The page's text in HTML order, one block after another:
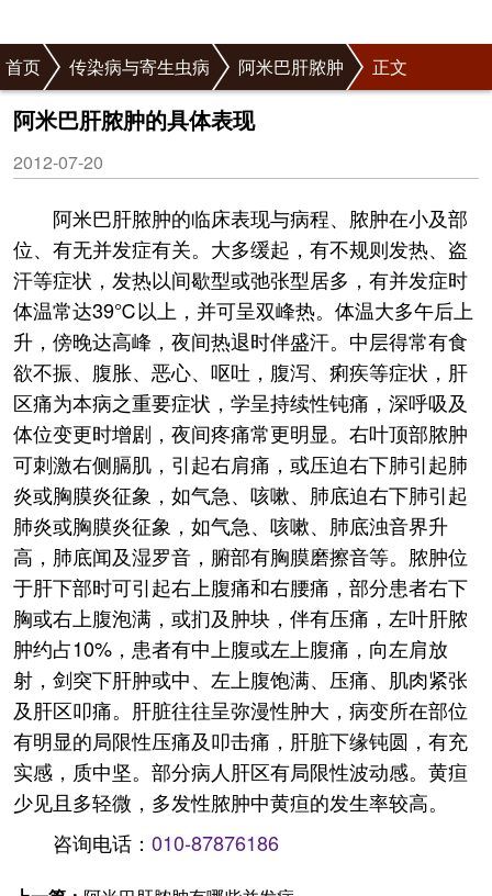
首页 传染病与寄生虫病 阿米巴肝脓肿 正文
阿米巴肝脓肿的具体表现
2012-07-20
阿米巴肝脓肿的临床表现与病程、脓肿在小及部
位、有无并发症有关。大多缓起，有不规则发热、盗
汗等症状，发热以间歇型或弛张型居多，有并发症时
体温常达39℃以上，并可呈双峰热。体温大多午后上
升，傍晚达高峰，夜间热退时伴盛汗。中层得常有食
欲不振、腹胀、恶心、呕吐，腹泻、痢疾等症状，肝
区痛为本病之重要症状，学呈持续性钝痛，深呼吸及
体位变更时增剧，夜间疼痛常更明显。右叶顶部脓肿
可刺激右侧膈肌，引起右肩痛，或压迫右下肺引起肺
炎或胸膜炎征象，如气急、咳嗽、肺底迫右下肺引起
肺炎或胸膜炎征象，如气急、咳嗽、肺底浊音界升
高，肺底闻及湿罗音，腑部有胸膜磨擦音等。脓肿位
于肝下部时可引起右上腹痛和右腰痛，部分患者右下
胸或右上腹泡满，或扪及肿块，伴有压痛，左叶肝脓
肿约占10%，患者有中上腹或左上腹痛，向左肩放
射，剑突下肝肿或中、左上腹饱满、压痛、肌肉紧张
及肝区叩痛。肝脏往往呈弥漫性肿大，病变所在部位
有明显的局限性压痛及叩击痛，肝脏下缘钝圆，有充
实感，质中坚。部分病人肝区有局限性波动感。黄疸
少见且多轻微，多发性脓肿中黄疸的发生率较高。
咨询电话： 010-87876186